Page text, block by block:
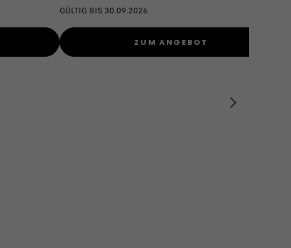
GÜLTIG BIS 30.09.2026
ZUM ANGEBOT